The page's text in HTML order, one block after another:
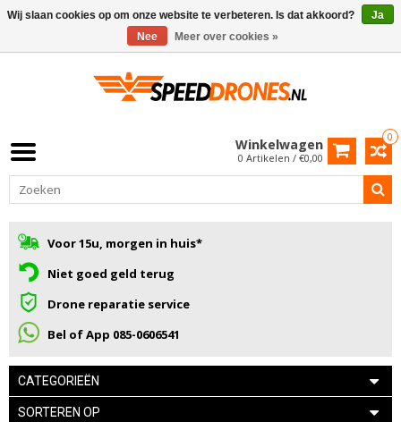
0
Winkelwagen
0 Artikelen / €0,00
Voor 15u, morgen in huis*
Niet goed geld terug
Drone reparatie service
Bel of App 085-0606541
CATEGORIEËN
SORTEREN OP
Wij slaan cookies op om onze website te verbeteren. Is dat akkoord?
Ja
Nee
Meer over cookies »